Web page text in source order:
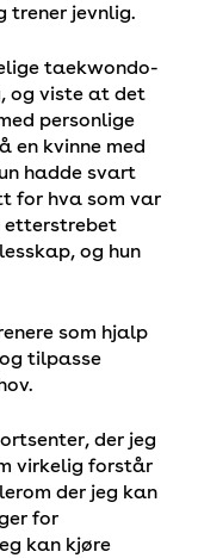
trener jevnlig.
taekwondo-
og viste at det
personlige
en kvinne med
hadde svart
for hva som var
etterstrebet
og hun
som hjalp
tilpasse
der jeg
virkelig forstår
der jeg kan
for
kan kjøre